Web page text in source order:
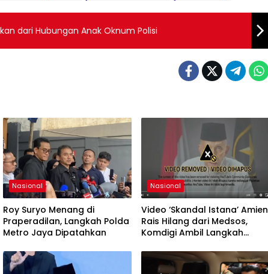
dari Hubungan Anak Oknum Polisi
Nasional
Roy Suryo Menang di
Praperadilan, Langkah Polda
Metro Jaya Dipatahkan
Nasional
Video ‘Skandal Istana’ Amien
Rais Hilang dari Medsos,
Komdigi Ambil Langkah